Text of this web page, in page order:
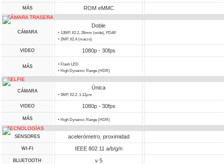
MÁS ROM eMMC
CÁMARA TRASERA
CÁMARA
Doble
• 13MP, f/2.2, 28mm (wide), PDAF
• 2MP, f/2.4 (macro)
VIDEO 1080p - 30fps
MÁS
• Flash LED
• High Dynamic Range (HDR)
SELFIE
CÁMARA
Única
• 5MP, f/2.2, 1.12µm
VIDEO 1080p - 30fps
MÁS • High Dynamic Range (HDR)
TECNOLOGÍAS
SENSORES acelerómetro, proximidad
WI-FI IEEE 802.11 a/b/g/n
BLUETOOTH v 5